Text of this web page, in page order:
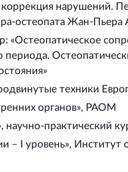
нарушений.
остеопата Жан-Пьера
«Остеопатическое
техники
органов», РАОМ
научно-практический
– I уровень», Институт